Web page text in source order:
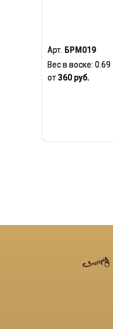
Арт. БРМ019
Вес в воске: 0.69
от360 руб.